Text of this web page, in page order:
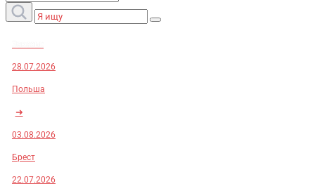
28.07.2026
Польша
➜
03.08.2026
Брест
22.07.2026